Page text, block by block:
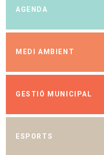
AGENDA
MEDI AMBIENT
GESTIÓ MUNICIPAL
ESPORTS